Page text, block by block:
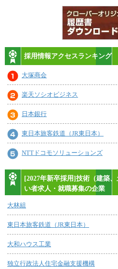
採用情報アクセスランキング
大塚商会
楽天ソシオビジネス
日本銀行
東日本旅客鉄道（JR東日本）
NTTドコモソリューションズ
[2027年新卒採用]技術（建築
い者求人・就職募集の企業
大林組
東日本旅客鉄道（JR東日本）
大和ハウス工業
独立行政法人住宅金融支援機構